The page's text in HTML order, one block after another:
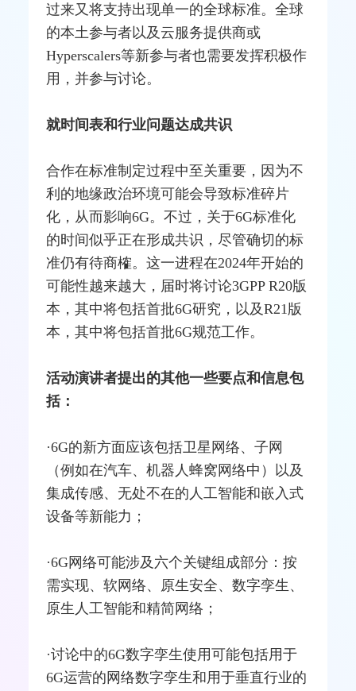
过来又将支持出现单一的全球标准。全球
的本土参与者以及云服务提供商或
Hyperscalers等新参与者也需要发挥积极作
用，并参与讨论。
就时间表和行业问题达成共识
合作在标准制定过程中至关重要，因为不
利的地缘政治环境可能会导致标准碎片
化，从而影响6G。不过，关于6G标准化
的时间似乎正在形成共识，尽管确切的标
准仍有待商榷。这一进程在2024年开始的
可能性越来越大，届时将讨论3GPP R20版
本，其中将包括首批6G研究，以及R21版
本，其中将包括首批6G规范工作。
活动演讲者提出的其他一些要点和信息包
括：
·6G的新方面应该包括卫星网络、子网
（例如在汽车、机器人蜂窝网络中）以及
集成传感、无处不在的人工智能和嵌入式
设备等新能力；
·6G网络可能涉及六个关键组成部分：按
需实现、软网络、原生安全、数字孪生 、
原生人工智能和精简网络；
·讨论中的6G数字孪生使用可能包括用于
6G运营的网络数字孪生和用于垂直行业的